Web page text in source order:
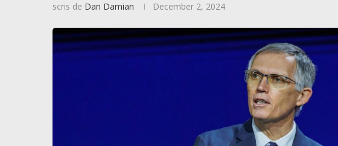
scris de Dan Damian December 2, 2024